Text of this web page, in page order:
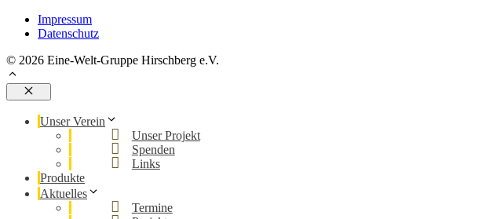
Impressum
Datenschutz
© 2026 Eine-Welt-Gruppe Hirschberg e.V.
Schließen
Unser Verein
Unser Projekt
Spenden
Links
Produkte
Aktuelles
Termine